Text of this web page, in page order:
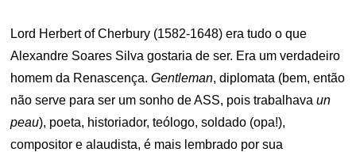
Lord Herbert of Cherbury (1582-1648) era tudo o que
Alexandre Soares Silva gostaria de ser. Era um verdadeiro
homem da Renascença.Gentleman, diplomata (bem, então
não serve para ser um sonho de ASS, pois trabalhavaun
peau), poeta, historiador, teólogo, soldado (opa!),
compositor e alaudista, é mais lembrado por sua